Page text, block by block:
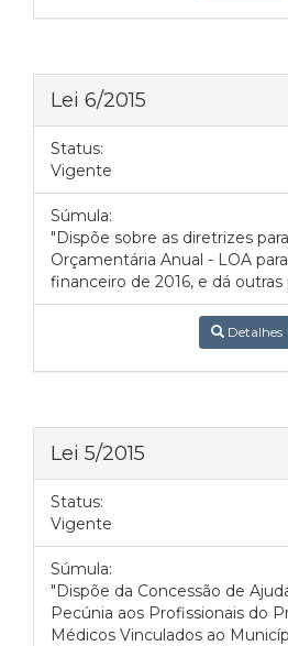
Lei 6/2015
Status:
Vigente
Súmula:
"Dispõe sobre as diretrizes
Orçamentária Anual - LOA
financeiro de 2016, e dá outras
Detalhes
Lei 5/2015
Status:
Vigente
Súmula:
"Dispõe da Concessão de
Pecúnia aos Profissionais do
Médicos Vinculados ao